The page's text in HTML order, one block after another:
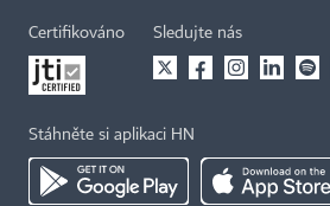
Certifikováno Sledujte nás
Stáhněte si aplikaci HN